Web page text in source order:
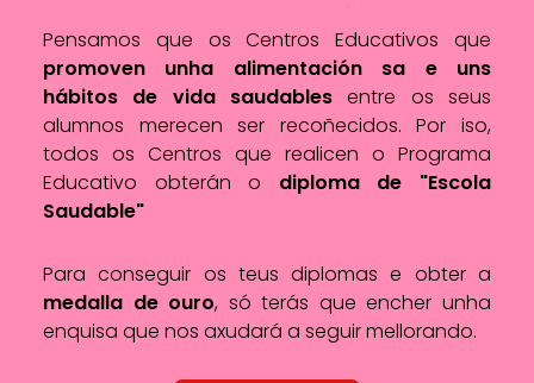
Pensamos que os Centros Educativos que
promoven unha alimentación sa e uns
hábitos de vida saudables entre os seus
alumnos merecen ser recoñecidos. Por iso,
todos os Centros que realicen o Programa
Educativo obterán o diploma de "Escola
Saudable"
Para conseguir os teus diplomas e obter a
medalla de ouro, só terás que encher unha
enquisa que nos axudará a seguir mellorando.